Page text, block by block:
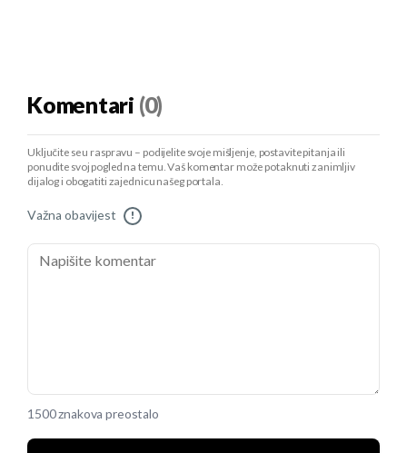
Komentari (0)
Uključite se u raspravu – podijelite svoje mišljenje, postavite pitanja ili
ponudite svoj pogled na temu. Vaš komentar može potaknuti zanimljiv
dijalog i obogatiti zajednicu našeg portala.
Važna obavijest !
1500 znakova preostalo